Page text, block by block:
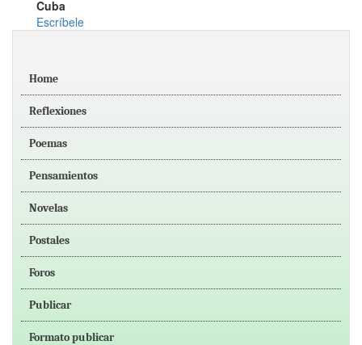
Cuba
Escríbele
Home
Reflexiones
Poemas
Pensamientos
Novelas
Postales
Foros
Publicar
Formato publicar